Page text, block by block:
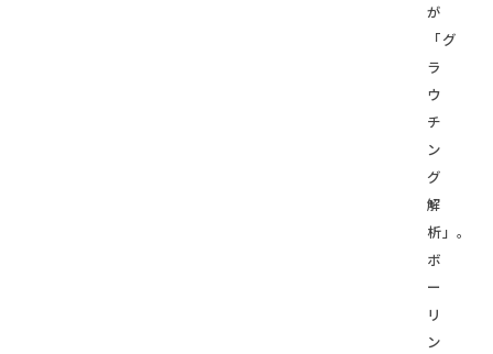
が
「グ
ラ
ウ
チ
ン
グ
解
析」。
ボ
ー
リ
ン